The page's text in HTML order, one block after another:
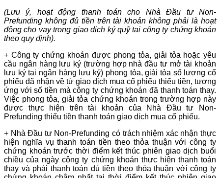
(Lưu ý, hoạt động thanh toán cho Nhà Đầu tư Non-
Prefunding không đủ tiền trên tài khoản không phải là hoạt
động cho vay trong giao dịch ký quỹ tại công ty chứng khoán
theo quy định).
+ Công ty chứng khoán được phong tỏa, giải tỏa hoặc yêu
cầu ngân hàng lưu ký (trường hợp nhà đầu tư mở tài khoản
lưu ký tại ngân hàng lưu ký) phong tỏa, giải tỏa số lượng cổ
phiếu đã nhận về từ giao dịch mua cổ phiếu thiếu tiền, tương
ứng với số tiền mà công ty chứng khoán đã thanh toán thay.
Việc phong tỏa, giải tỏa chứng khoán trong trường hợp này
được thực hiện trên tài khoản của Nhà Đầu tư Non-
Prefunding thiếu tiền thanh toán giao dịch mua cổ phiếu.
+ Nhà Đầu tư Non-Prefunding có trách nhiệm xác nhận thực
hiện nghĩa vụ thanh toán tiền theo thỏa thuận với công ty
chứng khoán trước thời điểm kết thúc phiên giao dịch buổi
chiều của ngày công ty chứng khoán thực hiện thanh toán
thay và phải thanh toán đủ tiền theo thỏa thuận với công ty